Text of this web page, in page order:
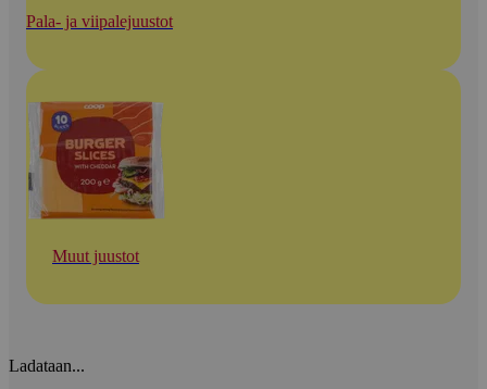
Pala- ja viipalejuustot
Muut juustot
Ladataan...